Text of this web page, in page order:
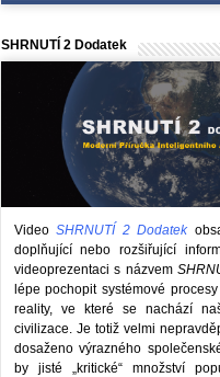
SHRNUTÍ 2 Dodatek
VideoSHRNUTÍ 2 Dodatek
doplňující nebo rozšiřující
videoprezentaci s názvem
lépe pochopit systémové
reality, ve které se nachází
civilizace. Je totiž velmi
dosaženo výrazného
by jisté „kritické“ množství